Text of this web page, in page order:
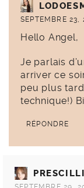
SEPTEMBRE 23,
Hello Angel,
Je parlais
arriver ce
peu plus
technique!)
RÉPONDRE